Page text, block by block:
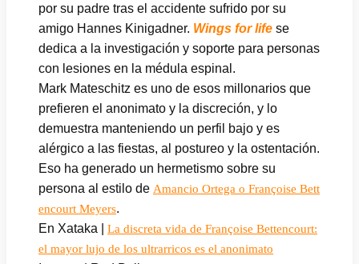
por su padre tras el accidente sufrido por su
amigo Hannes Kinigadner. Wings for life se
dedica a la investigación y soporte para personas
con lesiones en la médula espinal.
Mark Mateschitz es uno de esos millonarios que
prefieren el anonimato y la discreción, y lo
demuestra manteniendo un perfil bajo y es
alérgico a las fiestas, al postureo y la ostentación.
Eso ha generado un hermetismo sobre su
persona al estilo de Amancio Ortega o Françoise Bett
encourt Meyers.
En Xataka | La discreta vida de Françoise Bettencourt:
el mayor lujo de los ultrarricos es el anonimato